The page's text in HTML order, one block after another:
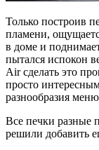
Только построив
пламени,
в доме и
пытался испокон
Air сделать это
просто
разнообразия
Все печки разные
решили добавить